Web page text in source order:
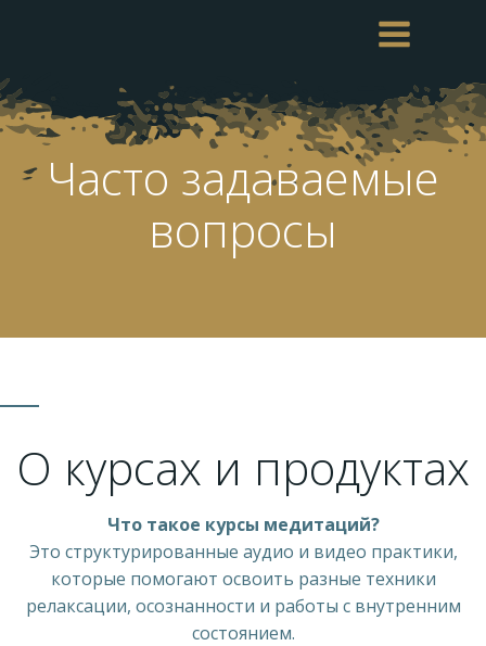
Часто задаваемые
вопросы
О курсах и продуктах
Что такое курсы медитаций?
Это структурированные аудио и видео практики,
которые помогают освоить разные техники
релаксации, осознанности и работы с внутренним
состоянием.